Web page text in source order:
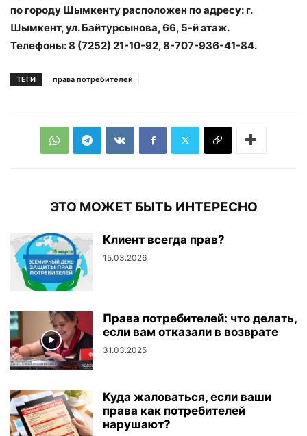
по городу Шымкенту расположен по адресу: г.
Шымкент, ул. Байтурсынова, 66, 5-й этаж.
Телефоны: 8 (7252) 21-10-92,8-707-936-41-84.
ТЕГИ права потребителей
ЭТО МОЖЕТ БЫТЬ ИНТЕРЕСНО
Клиент всегда прав?
15.03.2026
Права потребителей: что делать,
если вам отказали в возврате
31.03.2025
Куда жаловаться, если ваши
права как потребителей
нарушают?